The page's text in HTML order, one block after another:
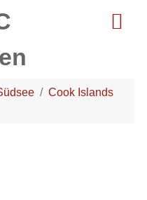
Cook Islands